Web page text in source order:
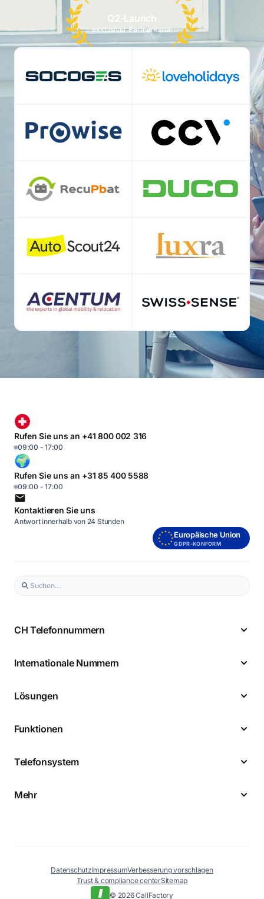
Q2-Launch
exklusiver Partnerkanal
Rufen Sie uns an +41 800 002 316
09:00 - 17:00
Rufen Sie uns an +31 85 400 5588
09:00 - 17:00
Kontaktieren Sie uns
Antwort innerhalb von 24 Stunden
Europäische Union
GDPR-KONFORM
CH Telefonnummern
Internationale Nummern
Lösungen
Funktionen
Telefonsystem
Mehr
© 2026 CallFactory
DatenschutzImpressumVerbesserung vorschlagen
Trust & compliance centerSitemap